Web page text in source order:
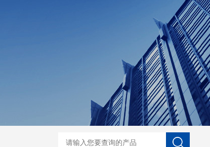
G13工业用3D显微X射线CT扫描设备 EDX1800BRohs指令环